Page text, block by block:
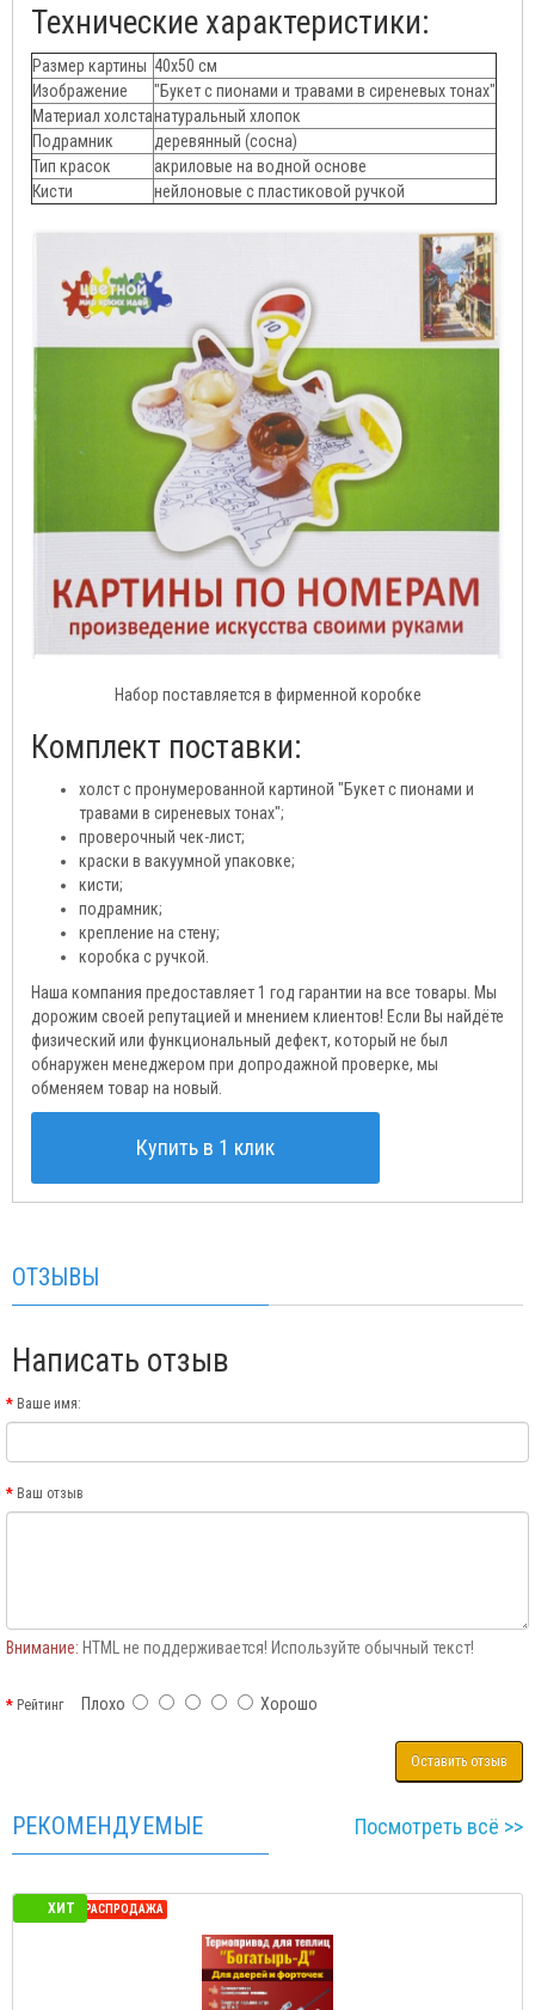
Технические характеристики:
Размер картины 40х50 см
Изображение
"Букет с пионами и травами в сиреневых тонах"
Материал холстанатуральный хлопок
Подрамник
деревянный (сосна)
Тип красок
акриловые на водной основе
Кисти
нейлоновые c пластиковой ручкой
Набор поставляется в фирменной коробке
Комплект поставки:
холст с пронумерованной картиной "Букет с пионами и
травами в сиреневых тонах";
проверочный чек-лист;
краски в вакуумной упаковке;
кисти;
подрамник;
крепление на стену;
коробка с ручкой.
Наша компания предоставляет 1 год гарантии на все товары. Мы
дорожим своей репутацией и мнением клиентов! Если Вы найдёте
физический или функциональный дефект, который не был
обнаружен менеджером при допродажной проверке, мы
обменяем товар на новый.
Купить в 1 клик
ОТЗЫВЫ
Написать отзыв
Ваше имя:
Ваш отзыв
Внимание: HTML не поддерживается! Используйте обычный текст!
РейтингПлохо Хорошо
Оставить отзыв
РЕКОМЕНДУЕМЫЕ Посмотреть всё >>
ХИТ
СЕЗОННАЯ РАСПРОДАЖА